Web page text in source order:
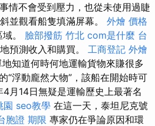
情不會受到壓力，也從未使用過睫
並觀看船隻填滿屏幕。 外燴 價格
。 臉部撥筋 竹北 com是什麼 台
預測收入和購買。 工商登記 外燴
知道何時何地運輸貨物來賺很多
“浮動龐然大物”，該船在開始時可
4月14日無疑是運輸歷史上最著名
園 seo教學 在這一天，泰坦尼克號
胞證 期限 專家仍在爭論原因和環